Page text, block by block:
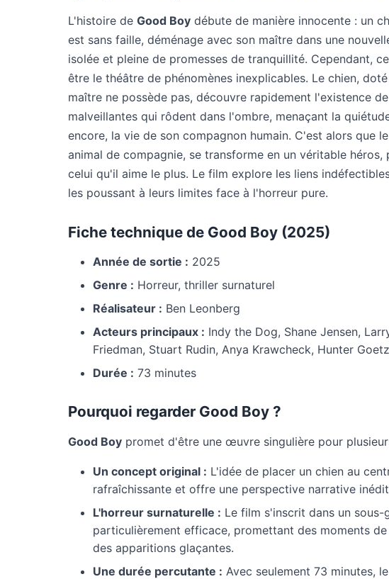
L'histoire de Good Boy débute de manière innocente : un
est sans faille, déménage avec son maître dans une
isolée et pleine de promesses de tranquillité. Cependant,
être le théâtre de phénomènes inexplicables. Le chien,
maître ne possède pas, découvre rapidement l'existence de
malveillantes qui rôdent dans l'ombre, menaçant la
encore, la vie de son compagnon humain. C'est alors que
animal de compagnie, se transforme en un véritable
celui qu'il aime le plus. Le film explore les liens
les poussant à leurs limites face à l'horreur pure.
Fiche technique de Good Boy (2025)
Année de sortie : 2025
Genre : Horreur, thriller surnaturel
Réalisateur : Ben Leonberg
Acteurs principaux : Indy the Dog, Shane Jensen,
Friedman, Stuart Rudin, Anya Krawcheck, Hunter
Durée : 73 minutes
Pourquoi regarder Good Boy ?
Good Boy promet d'être une œuvre singulière pour
Un concept original : L'idée de placer un chien au
rafraîchissante et offre une perspective narrative
L'horreur surnaturelle : Le film s'inscrit dans un sous-
particulièrement efficace, promettant des moments
des apparitions glaçantes.
Une durée percutante : Avec seulement 73 minutes,